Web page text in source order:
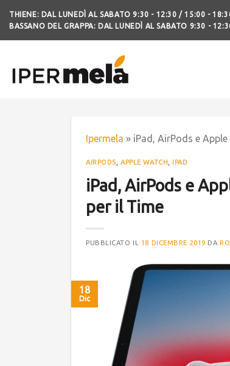
THIENE: DAL LUNEDÌ AL SABATO 9:30 - 12:30 / 15:00 -
BASSANO DEL GRAPPA: DAL LUNEDÌ AL SABATO 9:30 -
Ipermela » iPad, AirPods e
AIRPODS,APPLE WATCH, IPAD
iPad, AirPods e
per il Time
PUBBLICATO IL 18 DICEMBRE 2019 DA
18
Dic